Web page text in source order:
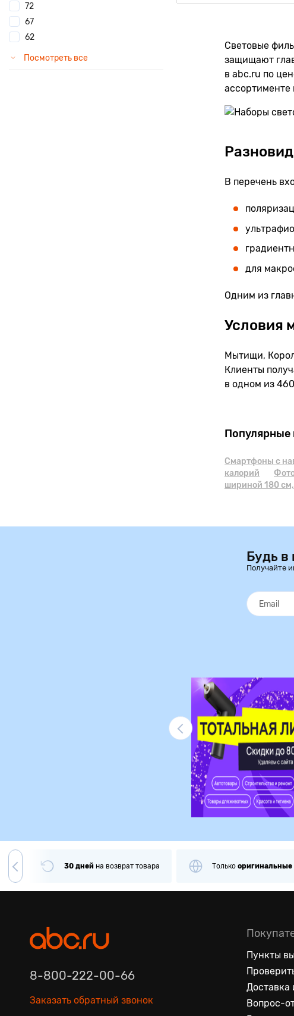
72
67
62
Посмотреть все
Световые
защищают
в abc.ru по
ассортименте
В перечень
для
Одним из
Условия
Мытищи,
Клиенты
в одном из
Популярные
Смартфоны с
калорий
шириной 180
Будь в
Получайте
30 дней на возврат товара Только оригинальные
8-800-222-00-66
Заказать обратный звонок
Пункты
Доставка
Вопрос-